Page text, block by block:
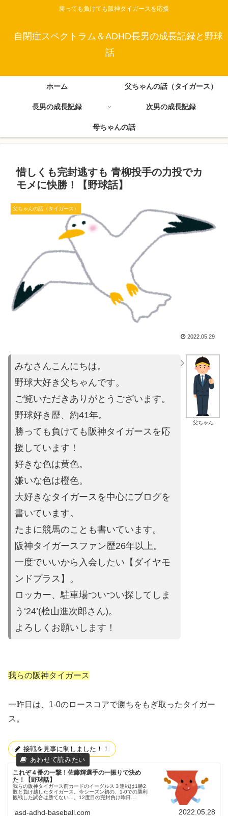
勝っても負けても阪神タイガースを応援
自閉症スペクトラム＆ADHD長男の成長記録と野球
話
ホーム 父ちゃんの話（タイガース）
長男の成長記録 次男の成長記録
母ちゃんの話
惜しくも完封逃すも 青柳投手の力投でカ
モメに快勝！【野球話】
父ちゃんの話（タイガース）
2022.05.29
父ちゃん
みなさんこんにちは。
野球大好き父ちゃんです。
ご覧いただきありがとうございます。
野球好き歴、約41年。
勝っても負けても阪神タイガースを応
援しています！
好きな色は黄色。
嫌いな色は橙色。
大好きなタイガースを中心にブログを
書いています。
たまに競馬のことも書いています。
阪神タイガースファン歴26年以上。
一度でいいから入会したい【ダイヤモ
ンドプラス】。
ロッカー、駐車場ついつい探してしま
う‘24’(桧山進次郎さん)。
よろしくお願いします！
我らの阪神タイガース
一昨日は、1-0のロースコアで勝ちをもぎ取ったタイガー
ス。
接戦を見事に制しました！！
これぞ４番の一撃！佐藤輝選手の一振りで決め
た！【野球話】
我らの阪神タイガース前カードのイーグルス３連戦は1勝2
敗と負け越したタイガース。今シーズン初の、1-0での勝利
観戦した試合は勝てない…。12度目の完封負け昨日
asd-adhd-baseball.com 2022.05.28